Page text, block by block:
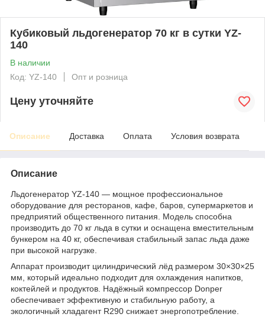
Кубиковый льдогенератор 70 кг в сутки YZ-
140
В наличии
Код: YZ-140
Опт и розница
Цену уточняйте
Описание Доставка Оплата Условия возврата
Описание
Льдогенератор YZ-140 — мощное профессиональное
оборудование для ресторанов, кафе, баров, супермаркетов и
предприятий общественного питания. Модель способна
производить до 70 кг льда в сутки и оснащена вместительным
бункером на 40 кг, обеспечивая стабильный запас льда даже
при высокой нагрузке.
Аппарат производит цилиндрический лёд размером 30×30×25
мм, который идеально подходит для охлаждения напитков,
коктейлей и продуктов. Надёжный компрессор Donper
обеспечивает эффективную и стабильную работу, а
экологичный хладагент R290 снижает энергопотребление.